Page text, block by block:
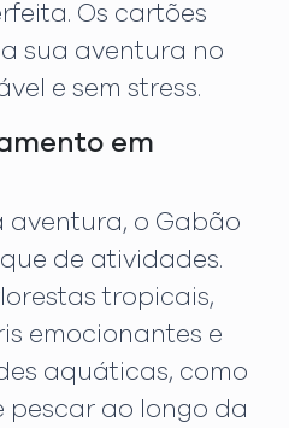
Os cartões
sua aventura no
e sem stress.
em
aventura, o Gabão
de atividades.
tropicais,
emocionantes e
aquáticas, como
pescar ao longo da